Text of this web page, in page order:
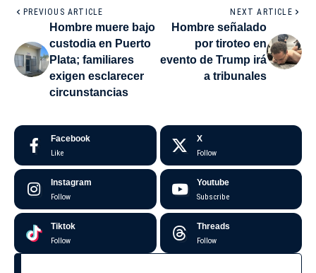
PREVIOUS ARTICLE
Hombre muere bajo
custodia en Puerto
Plata; familiares
exigen esclarecer
circunstancias
NEXT ARTICLE
Hombre señalado
por tiroteo en
evento de Trump irá
a tribunales
Facebook
Like
X
Follow
Instagram
Follow
Youtube
Subscribe
Tiktok
Follow
Threads
Follow